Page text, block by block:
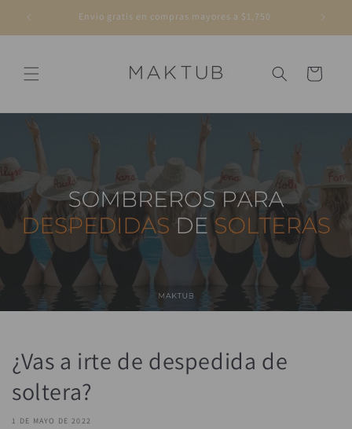
directamenteEnvio gratis en compras mayores a $1,750
Carrito
¿Vas a irte de despedida de
soltera?
1 DE MAYO DE 2022